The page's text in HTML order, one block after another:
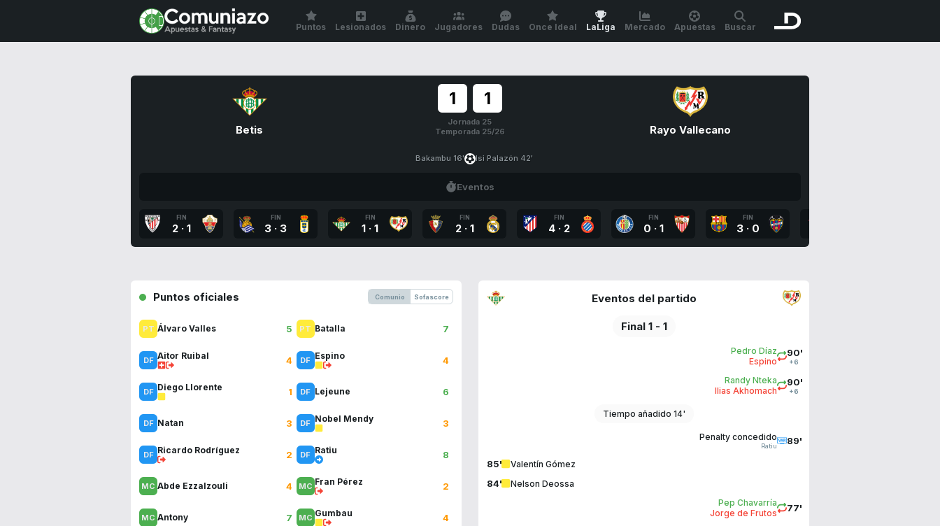
Puntos Lesionados Dinero Jugadores Dudas Once Ideal LaLiga Mercado Apuestas Buscar
Betis
1 1
Jornada 25
Temporada 25/26
Rayo Vallecano
Bakambu 16' Isi Palazón 42'
Eventos
FIN
2 · 1
FIN
3 · 3
FIN
1 · 1
FIN
2 · 1
FIN
4 · 2
FIN
0 · 1
FIN
3 · 0
Puntos oficiales Comunio Sofascore
Álvaro Valles 5
Aitor Ruibal 4
Diego Llorente 1
Natan 3
Ricardo Rodríguez 2
Abde Ezzalzouli 4
Antony 7
Batalla 7
Espino 4
Lejeune 6
Nobel Mendy 3
Ratiu 8
Fran Pérez 2
Gumbau 4
Eventos del partido
Final 1 - 1
90'
+6
Pedro Díaz
Espino
90'
+6
Randy Nteka
Ilias Akhomach
Tiempo añadido 14'
89'
Penalty concedido
Ratiu
85' Valentín Gómez
84' Nelson Deossa
77'
Pep Chavarría
Jorge de Frutos